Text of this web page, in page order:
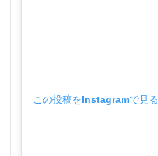
この投稿をInstagramで見る